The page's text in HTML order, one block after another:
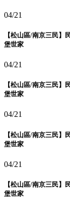
04/21
【松山區/南京三民
堡世家
04/21
【松山區/南京三民
堡世家
04/21
【松山區/南京三民
堡世家
04/21
【松山區/南京三民
堡世家